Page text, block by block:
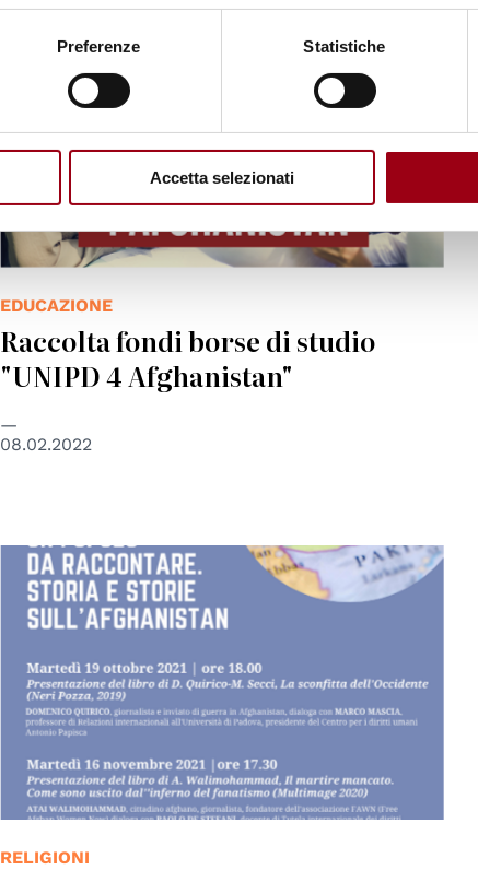
Preferenze Statistiche
Accetta selezionati
EDUCAZIONE
Raccolta fondi borse di studio
"UNIPD 4 Afghanistan"
08.02.2022
RELIGIONI